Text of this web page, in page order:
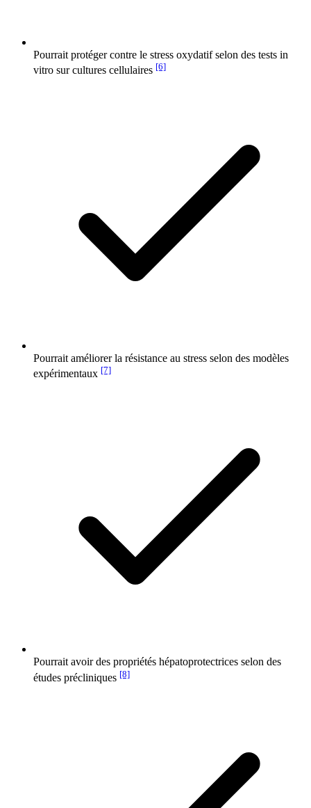
Pourrait protéger contre le stress oxydatif selon des tests in
vitro sur cultures cellulaires [6]
Pourrait améliorer la résistance au stress selon des modèles
expérimentaux [7]
Pourrait avoir des propriétés hépatoprotectrices selon des
études précliniques [8]